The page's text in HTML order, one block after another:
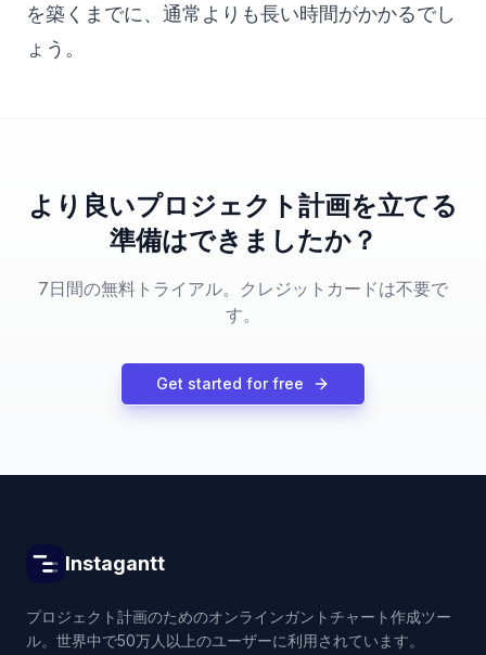
を築くまでに、通常よりも長い時間がかかるでし
ょう。
より良いプロジェクト計画を立てる
準備はできましたか？
7日間の無料トライアル。クレジットカードは不要で
す。
Get started for free
Instagantt
プロジェクト計画のためのオンラインガントチャート作成ツー
ル。世界中で50万人以上のユーザーに利用されています。